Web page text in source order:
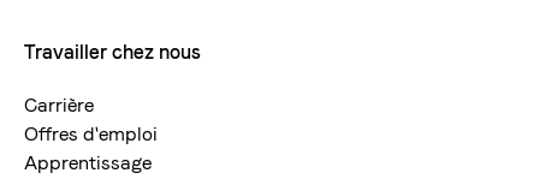
Travailler chez nous
Carrière
Offres d'emploi
Apprentissage